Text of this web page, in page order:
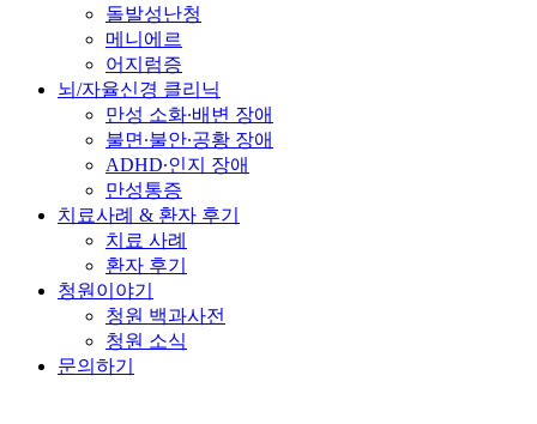
돌발성난청
메니에르
어지럼증
뇌/자율신경 클리닉
만성 소화∙배변 장애
불면∙불안∙공황 장애
ADHD∙인지 장애
만성통증
치료사례 & 환자 후기
치료 사례
환자 후기
청원이야기
청원 백과사전
청원 소식
문의하기